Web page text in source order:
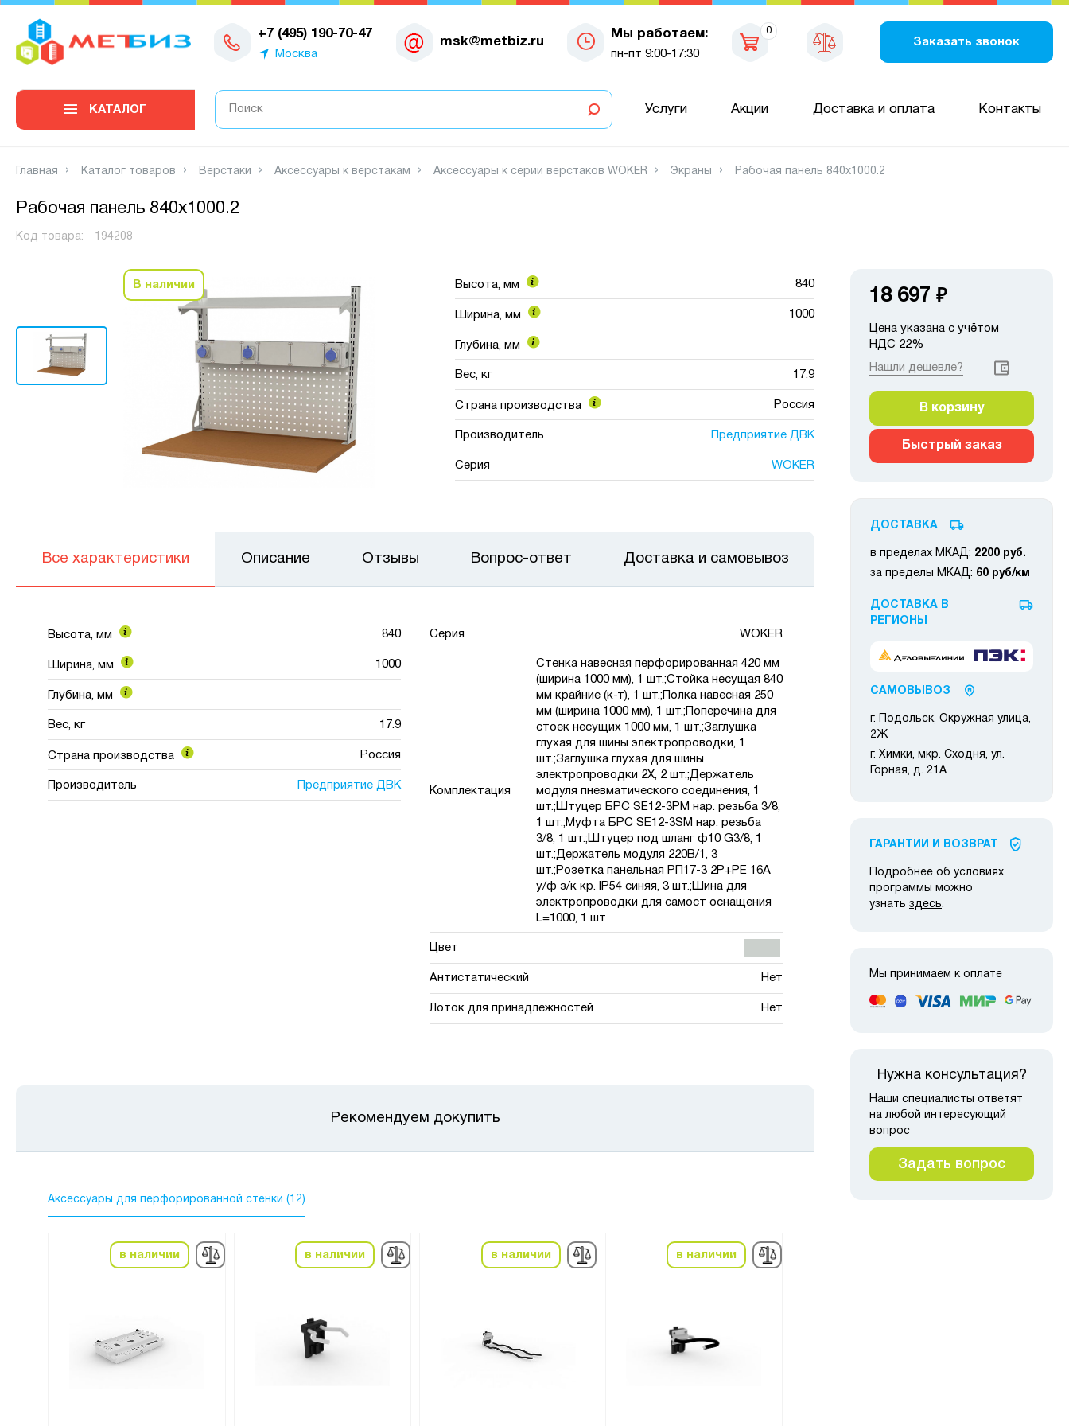
+7 (495) 190-70-47
Москва
msk@metbiz.ru
Мы работаем:
пн-пт 9:00-17:30
0
Заказать звонок
0
КАТАЛОГ Услуги Акции Доставка и оплата Контакты
Главная Каталог товаров Верстаки Аксессуары к верстакам Аксессуары к серии верстаков WOKER Экраны Рабочая панель 840х1000.2
Рабочая панель 840х1000.2
Код товара: 194208
В наличии Высота, мм 840
Ширина, мм 1000
Глубина, мм
Вес, кг 17.9
Страна производства Россия
Производитель Предприятие ДВК
Серия WOKER
Все характеристики
Высота, мм 840
Ширина, мм 1000
Глубина, мм
Вес, кг 17.9
Страна производства Россия
Производитель Предприятие ДВК
Серия WOKER
Комплектация
Стенка навесная перфорированная 420 мм
(ширина 1000 мм), 1 шт.;Стойка несущая 840
мм крайние (к-т), 1 шт.;Полка навесная 250
мм (ширина 1000 мм), 1 шт.;Поперечина для
стоек несущих 1000 мм, 1 шт.;Заглушка
глухая для шины электропроводки, 1
шт.;Заглушка глухая для шины
электропроводки 2X, 2 шт.;Держатель
модуля пневматического соединения, 1
шт.;Штуцер БРС SE12-3PM нар. резьба 3/8,
1 шт.;Муфта БРС SE12-3SM нар. резьба
3/8, 1 шт.;Штуцер под шланг ф10 G3/8, 1
шт.;Держатель модуля 220В/1, 3
шт.;Розетка панельная РП17-3 2Р+РЕ 16А
у/ф з/к кр. IP54 синяя, 3 шт.;Шина для
электропроводки для самост оснащения
L=1000, 1 шт
Цвет
Антистатический Нет
Лоток для принадлежностей Нет
Описание Отзывы Вопрос-ответ Доставка и самовывоз
Рекомендуем докупить
Аксессуары для перфорированной стенки (12)
в наличии в наличии в наличии в наличии
18 697 ₽
Цена указана с учётом
НДС 22%
Нашли дешевле?
В корзину
Быстрый заказ
ДОСТАВКА
в пределах МКАД: 2200 руб.
за пределы МКАД: 60 руб/км
ДОСТАВКА В
РЕГИОНЫ
САМОВЫВОЗ
г. Подольск, Окружная улица,
2Ж
г. Химки, мкр. Сходня, ул.
Горная, д. 21А
ГАРАНТИИ И ВОЗВРАТ
Подробнее об условиях
программы можно
узнать здесь.
Мы принимаем к оплате
Нужна консультация?
Наши специалисты ответят
на любой интересующий
вопрос
Задать вопрос